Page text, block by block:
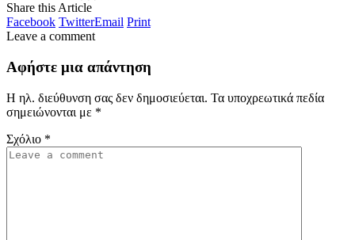
Share this Article
Facebook TwitterEmail Print
Leave a comment
Αφήστε μια απάντηση
Η ηλ. διεύθυνση σας δεν δημοσιεύεται. Τα υποχρεωτικά πεδία
σημειώνονται με *
Σχόλιο *